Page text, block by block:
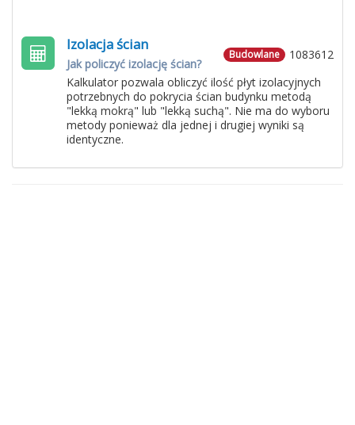
1083612
Budowlane
Izolacja ścian
Jak policzyć izolację ścian?
Kalkulator pozwala obliczyć ilość płyt izolacyjnych
potrzebnych do pokrycia ścian budynku metodą
"lekką mokrą" lub "lekką suchą". Nie ma do wyboru
metody ponieważ dla jednej i drugiej wyniki są
identyczne.